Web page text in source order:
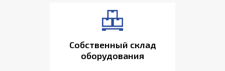
Собственный склад
оборудования